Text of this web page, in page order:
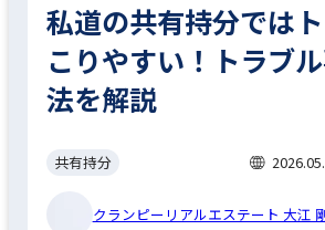
私道の共有持分では
こりやすい！トラブ
法を解説
共有持分
クランピーリアルエステート 大江